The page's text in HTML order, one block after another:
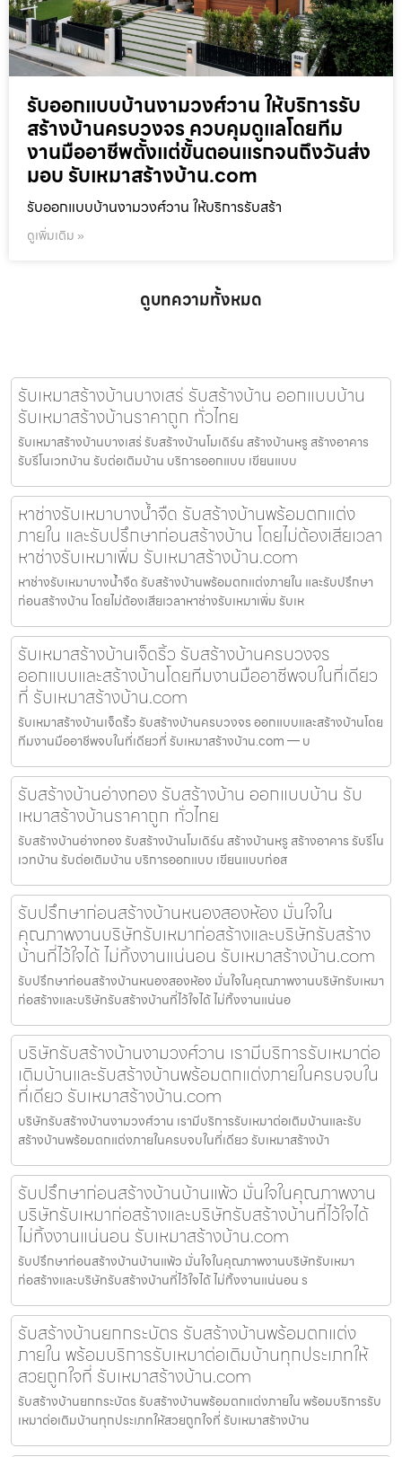
รับออกแบบบ้านงามวงศ์วาน ให้บริการรับ
สร้างบ้านครบวงจร ควบคุมดูแลโดยทีม
งานมืออาชีพตั้งแต่ขั้นตอนแรกจนถึงวันส่ง
มอบ รับเหมาสร้างบ้าน.com
รับออกแบบบ้านงามวงศ์วาน ให้บริการรับสร้า
ดูเพิ่มเติม »
ดูบทความทั้งหมด
รับเหมาสร้างบ้านบางเสร่ รับสร้างบ้าน ออกแบบบ้าน
รับเหมาสร้างบ้านราคาถูก ทั่วไทย
รับเหมาสร้างบ้านบางเสร่ รับสร้างบ้านโมเดิร์น สร้างบ้านหรู สร้างอาคาร
รับรีโนเวทบ้าน รับต่อเติมบ้าน บริการออกแบบ เขียนแบบ
หาช่างรับเหมาบางน้ำจืด รับสร้างบ้านพร้อมตกแต่ง
ภายใน และรับปรึกษาก่อนสร้างบ้าน โดยไม่ต้องเสียเวลา
หาช่างรับเหมาเพิ่ม รับเหมาสร้างบ้าน.com
หาช่างรับเหมาบางน้ำจืด รับสร้างบ้านพร้อมตกแต่งภายใน และรับปรึกษา
ก่อนสร้างบ้าน โดยไม่ต้องเสียเวลาหาช่างรับเหมาเพิ่ม รับเห
รับเหมาสร้างบ้านเจ็ดริ้ว รับสร้างบ้านครบวงจร
ออกแบบและสร้างบ้านโดยทีมงานมืออาชีพจบในที่เดียว
ที่ รับเหมาสร้างบ้าน.com
รับเหมาสร้างบ้านเจ็ดริ้ว รับสร้างบ้านครบวงจร ออกแบบและสร้างบ้านโดย
ทีมงานมืออาชีพจบในที่เดียวที่ รับเหมาสร้างบ้าน.com — บ
รับสร้างบ้านอ่างทอง รับสร้างบ้าน ออกแบบบ้าน รับ
เหมาสร้างบ้านราคาถูก ทั่วไทย
รับสร้างบ้านอ่างทอง รับสร้างบ้านโมเดิร์น สร้างบ้านหรู สร้างอาคาร รับรีโน
เวทบ้าน รับต่อเติมบ้าน บริการออกแบบ เขียนแบบก่อส
รับปรึกษาก่อนสร้างบ้านหนองสองห้อง มั่นใจใน
คุณภาพงานบริษัทรับเหมาก่อสร้างและบริษัทรับสร้าง
บ้านที่ไว้ใจได้ ไม่ทิ้งงานแน่นอน รับเหมาสร้างบ้าน.com
รับปรึกษาก่อนสร้างบ้านหนองสองห้อง มั่นใจในคุณภาพงานบริษัทรับเหมา
ก่อสร้างและบริษัทรับสร้างบ้านที่ไว้ใจได้ ไม่ทิ้งงานแน่นอ
บริษัทรับสร้างบ้านงามวงศ์วาน เรามีบริการรับเหมาต่อ
เติมบ้านและรับสร้างบ้านพร้อมตกแต่งภายในครบจบใน
ที่เดียว รับเหมาสร้างบ้าน.com
บริษัทรับสร้างบ้านงามวงศ์วาน เรามีบริการรับเหมาต่อเติมบ้านและรับ
สร้างบ้านพร้อมตกแต่งภายในครบจบในที่เดียว รับเหมาสร้างบ้า
รับปรึกษาก่อนสร้างบ้านบ้านแพ้ว มั่นใจในคุณภาพงาน
บริษัทรับเหมาก่อสร้างและบริษัทรับสร้างบ้านที่ไว้ใจได้
ไม่ทิ้งงานแน่นอน รับเหมาสร้างบ้าน.com
รับปรึกษาก่อนสร้างบ้านบ้านแพ้ว มั่นใจในคุณภาพงานบริษัทรับเหมา
ก่อสร้างและบริษัทรับสร้างบ้านที่ไว้ใจได้ ไม่ทิ้งงานแน่นอน ร
รับสร้างบ้านยกกระบัตร รับสร้างบ้านพร้อมตกแต่ง
ภายใน พร้อมบริการรับเหมาต่อเติมบ้านทุกประเภทให้
สวยถูกใจที่ รับเหมาสร้างบ้าน.com
รับสร้างบ้านยกกระบัตร รับสร้างบ้านพร้อมตกแต่งภายใน พร้อมบริการรับ
เหมาต่อเติมบ้านทุกประเภทให้สวยถูกใจที่ รับเหมาสร้างบ้าน